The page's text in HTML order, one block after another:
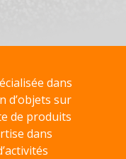
dans
d’objets sur
de produits
dans